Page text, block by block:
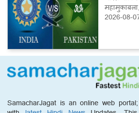
2026-08-
SamacharJagat is an online web